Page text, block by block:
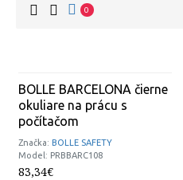
0
Značka: BOLLE SAFETY
Model: PRBBARC108
BOLLE BARCELONA čierne
okuliare na prácu s
počítačom
83,34€